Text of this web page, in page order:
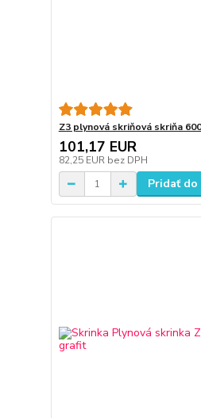
Z3 plynová skriňová skriňa
101,17 EUR
82,25 EUR bez DPH
Pridať do